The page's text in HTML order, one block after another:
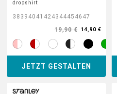
dropshirt
38 39 40 41 42 43 4445 46 47
19,90 € 14,90 €
JETZT GESTALTEN